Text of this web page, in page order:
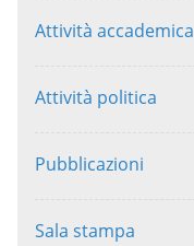
Attività accademica
Attività politica
Pubblicazioni
Sala stampa